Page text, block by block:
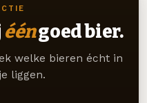
ééngoed bier.
welke bieren écht in
liggen.